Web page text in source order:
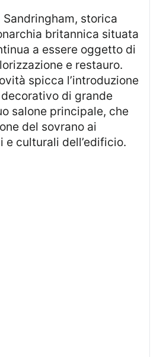
britannica situata
a essere oggetto di
e restauro.
spicca l’introduzione
di grande
salone principale, che
del sovrano ai
culturali dell’edificio.